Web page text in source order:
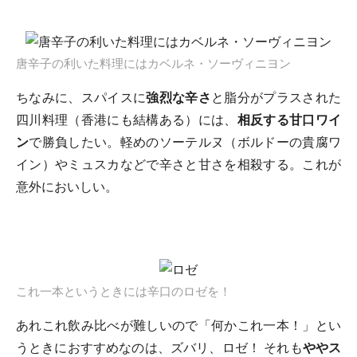
唐辛子の利いた料理にはカベルネ・ソーヴィニヨン
ちなみに、スパイスに強烈な辛さ と脂分がプラスされた
四川料理（香港にも結構ある）には、 相反する甘口ワイ
ンで勝負したい。軽めのソーテルヌ（ボルドーの貴腐ワ
イン）やミュスカなどで辛さと甘さを相殺する。これが
意外においしい。
これ一本というときには辛口のロゼを！
あれこれ飲み比べが難しいので「何かこれ一本！」とい
うときにおすすめなのは、ズバリ、ロゼ！ それもややス